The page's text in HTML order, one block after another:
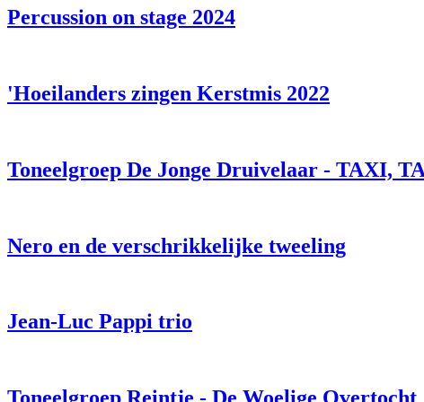
Percussion on stage 2024
'Hoeilanders zingen Kerstmis 2022
Toneelgroep De Jonge Druivelaar - TAXI,
Nero en de verschrikkelijke tweeling
Jean-Luc Pappi trio